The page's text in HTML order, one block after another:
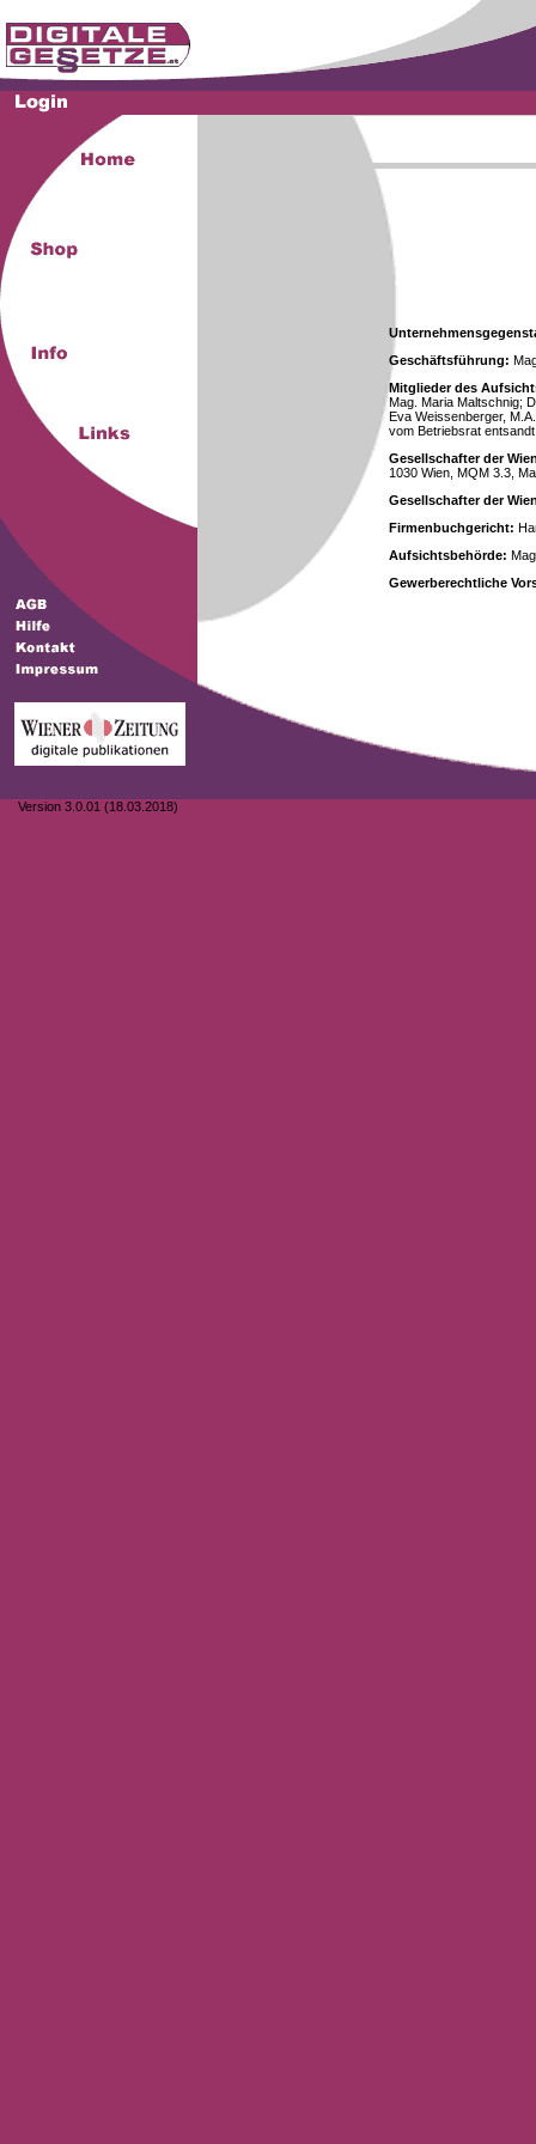
Version 3.0.01 (18.03.2018)
Geschäftsführung:
Mitglieder des
Mag. Maria Maltschnig;
Eva Weissenberger,
vom Betriebsrat
Gesellschafter der
1030 Wien, MQM 3.3,
Gesellschafter der
Firmenbuchgericht:
Aufsichtsbehörde:
Gewerberechtliche